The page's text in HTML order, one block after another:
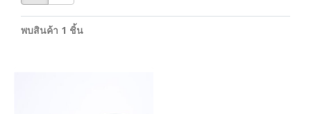
พบสินค้า 1 ชิ้น